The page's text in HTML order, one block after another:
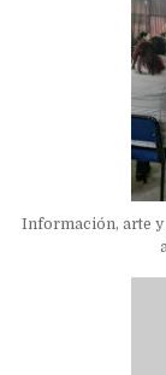
Información, arte y